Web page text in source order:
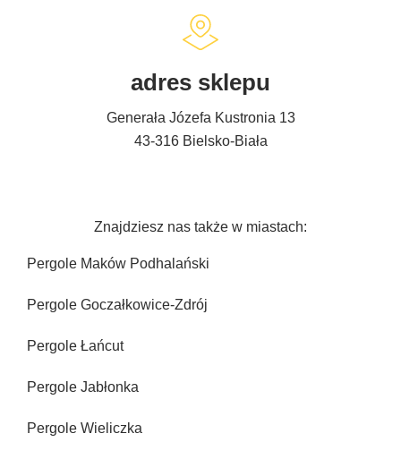
adres sklepu
Generała Józefa Kustronia 13
43-316 Bielsko-Biała
Znajdziesz nas także w miastach:
Pergole Maków Podhalański
Pergole Goczałkowice-Zdrój
Pergole Łańcut
Pergole Jabłonka
Pergole Wieliczka